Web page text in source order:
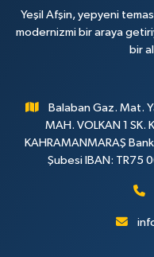
Yeşil Afşin, yepyeni
modernizmi bir araya
bir
Balaban Gaz. Mat.
MAH. VOLKAN 1 SK.
KAHRAMANMARAŞ
Şubesi IBAN: TR75